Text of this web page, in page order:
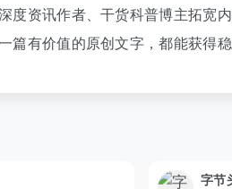
资讯作者、干货科普博主拓宽
有价值的原创文字，都能获得
字节